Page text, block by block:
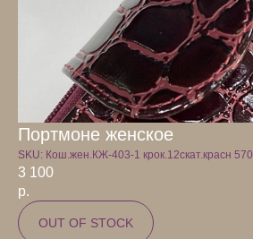
Портмоне женское
SKU: Кош.жен.КЖ-403-1 крок.12скат.красн 570
3 100
р.
OUT OF STOCK